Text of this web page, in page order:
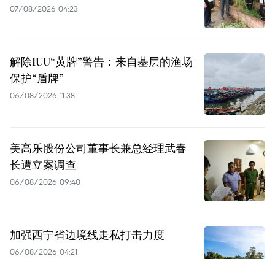
07/08/2026 04:23
解除IUU“黄牌”警告：来自基层的渔场
保护“盾牌”
06/08/2026 11:38
美高乐股份公司董事长兼总经理武春
长遭立案调查
06/08/2026 09:40
加强西宁省边境线走私打击力度
06/08/2026 04:21